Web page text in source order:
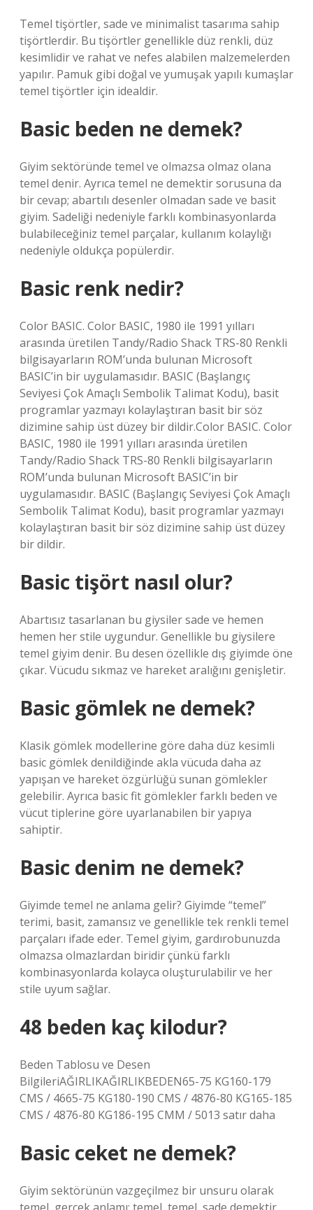
Temel tişörtler, sade ve minimalist tasarıma sahip
tişörtlerdir. Bu tişörtler genellikle düz renkli, düz
kesimlidir ve rahat ve nefes alabilen malzemelerden
yapılır. Pamuk gibi doğal ve yumuşak yapılı kumaşlar
temel tişörtler için idealdir.
Basic beden ne demek?
Giyim sektöründe temel ve olmazsa olmaz olana
temel denir. Ayrıca temel ne demektir sorusuna da
bir cevap; abartılı desenler olmadan sade ve basit
giyim. Sadeliği nedeniyle farklı kombinasyonlarda
bulabileceğiniz temel parçalar, kullanım kolaylığı
nedeniyle oldukça popülerdir.
Basic renk nedir?
Color BASIC. Color BASIC, 1980 ile 1991 yılları
arasında üretilen Tandy/Radio Shack TRS-80 Renkli
bilgisayarların ROM’unda bulunan Microsoft
BASIC’in bir uygulamasıdır. BASIC (Başlangıç ​​
Seviyesi Çok Amaçlı Sembolik Talimat Kodu), basit
programlar yazmayı kolaylaştıran basit bir söz
dizimine sahip üst düzey bir dildir.Color BASIC. Color
BASIC, 1980 ile 1991 yılları arasında üretilen
Tandy/Radio Shack TRS-80 Renkli bilgisayarların
ROM’unda bulunan Microsoft BASIC’in bir
uygulamasıdır. BASIC (Başlangıç ​​Seviyesi Çok Amaçlı
Sembolik Talimat Kodu), basit programlar yazmayı
kolaylaştıran basit bir söz dizimine sahip üst düzey
bir dildir.
Basic tişört nasıl olur?
Abartısız tasarlanan bu giysiler sade ve hemen
hemen her stile uygundur. Genellikle bu giysilere
temel giyim denir. Bu desen özellikle dış giyimde öne
çıkar. Vücudu sıkmaz ve hareket aralığını genişletir.
Basic gömlek ne demek?
Klasik gömlek modellerine göre daha düz kesimli
basic gömlek denildiğinde akla vücuda daha az
yapışan ve hareket özgürlüğü sunan gömlekler
gelebilir. Ayrıca basic fit gömlekler farklı beden ve
vücut tiplerine göre uyarlanabilen bir yapıya
sahiptir.
Basic denim ne demek?
Giyimde temel ne anlama gelir? Giyimde “temel”
terimi, basit, zamansız ve genellikle tek renkli temel
parçaları ifade eder. Temel giyim, gardırobunuzda
olmazsa olmazlardan biridir çünkü farklı
kombinasyonlarda kolayca oluşturulabilir ve her
stile uyum sağlar.
48 beden kaç kilodur?
Beden Tablosu ve Desen
BilgileriAĞIRLIKAĞIRLIKBEDEN65-75 KG160-179
CMS / 4665-75 KG180-190 CMS / 4876-80 KG165-185
CMS / 4876-80 KG186-195 CMM / 5013 satır daha
Basic ceket ne demek?
Giyim sektörünün vazgeçilmez bir unsuru olarak